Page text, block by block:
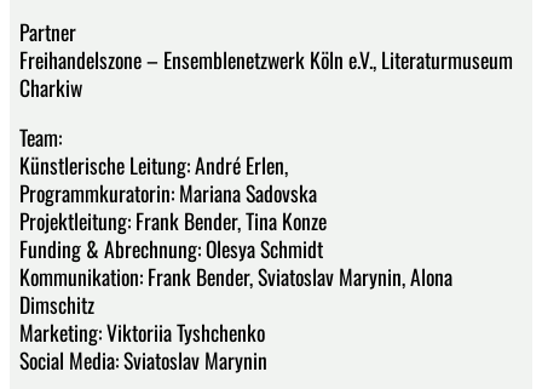
Partner
Freihandelszone – Ensemblenetzwerk Köln e.V., Literaturmuseum
Charkiw
Team:
Künstlerische Leitung: André Erlen,
Programmkuratorin: Mariana Sadovska
Projektleitung: Frank Bender, Tina Konze
Funding & Abrechnung: Olesya Schmidt
Kommunikation: Frank Bender, Sviatoslav Marynin, Alona
Dimschitz
Marketing: Viktoriia Tyshchenko
Social Media: Sviatoslav Marynin